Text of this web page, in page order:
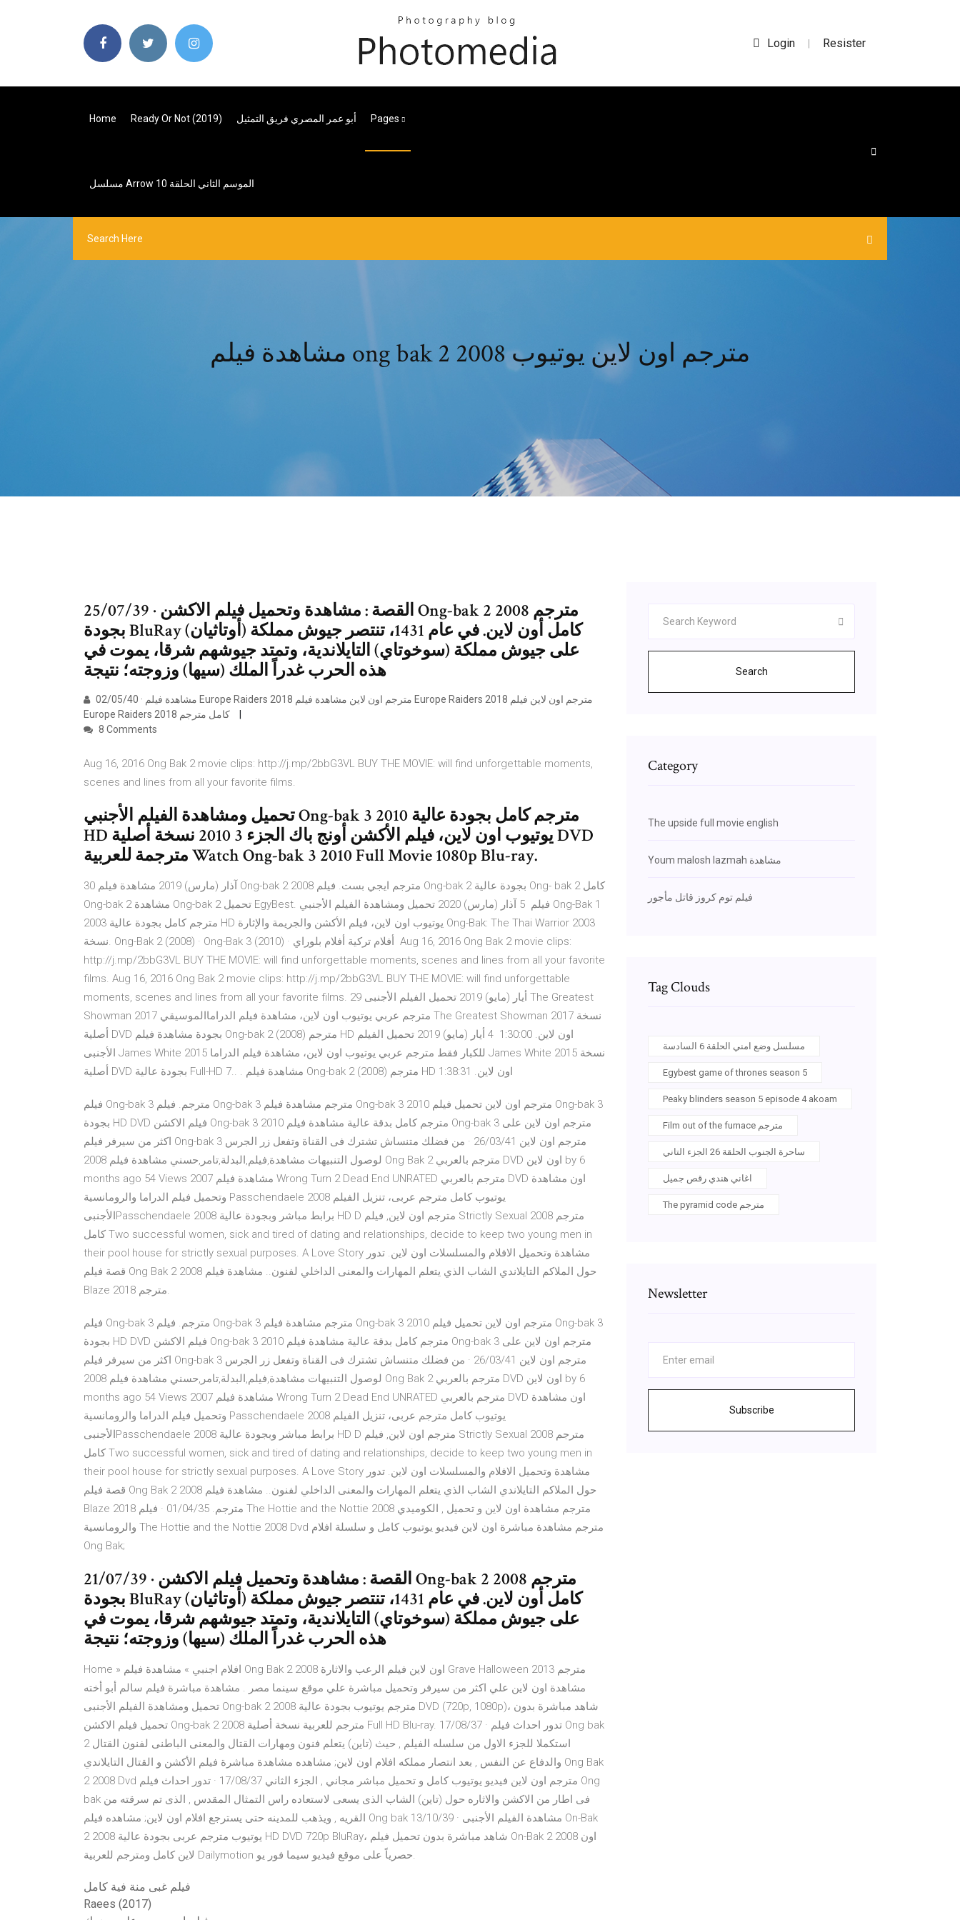
Login | Resister
Home Ready Or Not (2019) أبو عمر المصري فريق التمثيل Pages
مسلسل Arrow الموسم الثاني الحلقة 10
مشاهدة فيلم ong bak 2 2008 مترجم اون لاين يوتيوب
25/07/39 · القصة : مشاهدة وتحميل فيلم الاكشن Ong-bak 2 2008 مترجم
بجودة BluRay كامل أون لاين. في عام 1431، تنتصر جيوش مملكة (أوتاثيان)
على جيوش مملكة (سوخوتاي) التايلاندية، وتمتد جيوشهم شرقا، يموت في
هذه الحرب غدراً الملك (سيها) وزوجته؛ نتيجة
02/05/40 · مشاهدة فيلم Europe Raiders 2018 مترجم اون لاين مشاهدة فيلم Europe Raiders 2018 مترجم اون لاين فيلم
8 Comments
Aug 16, 2016 Ong Bak 2 movie clips: http://j.mp/2bbG3VL BUY THE MOVIE: will find unforgettable moments,
scenes and lines from all your favorite films.
تحميل ومشاهدة الفيلم الأجنبي Ong-bak 3 2010 مترجم كامل بجودة عالية
HD يوتيوب اون لاين، فيلم الأكشن أونج باك الجزء 3 2010 نسخة أصلية DVD
مترجمة للعربية Watch Ong-bak 3 2010 Full Movie 1080p Blu-ray.
30 آذار (مارس) 2019 مشاهدة فيلم Ong-bak 2 2008 مترجم ايجي بست. فيلم Ong-bak 2 بجودة عالية Ong- bak 2 كامل
Ong-bak 2 مشاهدة Ong-bak 2 تحميل EgyBest. فيلم 5 آذار (مارس) 2020 تحميل ومشاهدة الفيلم الأجنبي Ong-Bak 1
2003 مترجم كامل بجودة عالية HD يوتيوب اون لاين، فيلم الأكشن والجريمة والإثارة Ong-Bak: The Thai Warrior 2003
نسخة. Ong-Bak 2 (2008) · Ong-Bak 3 (2010) · أفلام تركية أفلام بلوراي Aug 16, 2016 Ong Bak 2 movie clips:
http://j.mp/2bbG3VL BUY THE MOVIE: will find unforgettable moments, scenes and lines from all your favorite
films. Aug 16, 2016 Ong Bak 2 movie clips: http://j.mp/2bbG3VL BUY THE MOVIE: will find unforgettable
moments, scenes and lines from all your favorite films. 29 أيار (مايو) 2019 تحميل الفيلم الأجنبى The Greatest
Showman 2017 مترجم عربي يوتيوب اون لاين، مشاهدة فيلم الدراماالموسيقي The Greatest Showman 2017 نسخة
أصلية DVD بجودة مشاهدة فيلم Ong-bak 2 (2008) مترجم HD اون لاين. 1:30:00 4 أيار (مايو) 2019 تحميل الفيلم
الأجنبى James White 2015 للكبار فقط مترجم عربي يوتيوب اون لاين، مشاهدة فيلم الدراما James White 2015 نسخة
فيلم Ong-bak 3 مترجم. فيلم Ong-bak 3 مترجم مشاهدة فيلم Ong-bak 3 2010 مترجم اون لاين تحميل فيلم Ong-bak 3
بجودة HD DVD فيلم الاكشن Ong-bak 3 2010 مترجم كامل بدقة عالية مشاهدة فيلم Ong-bak 3 مترجم اون لاين على
اكثر من سيرفر فيلم Ong-bak 3 مترجم اون لاين 26/03/41 · من فضلك متنساش تشترك فى القناة وتفعل زر الجرس
لوصول التنبيهات مشاهدة,فيلم,البدلة,تامر,حسني مشاهدة فيلم 2008 Ong Bak 2 مترجم بالعربي DVD اون لاين by 6
months ago 54 Views مشاهدة فيلم 2007 Wrong Turn 2 Dead End UNRATED مترجم بالعربي DVD اون مشاهدة
وتحميل فيلم الدراما والرومانسية Passchendaele 2008 يوتيوب كامل مترجم عربى، تنزيل الفيلم
الأجنبىPasschendaele 2008 برابط مباشر وبجودة عالية HD D مترجم اون لاين, فيلم Strictly Sexual 2008 مترجم
كامل Two successful women, sick and tired of dating and relationships, decide to keep two young men in
their pool house for strictly sexual purposes. A Love Story مشاهدة وتحميل الافلام والمسلسلات اون لاين. تدور
قصة فيلم Ong Bak 2 2008 حول الملاكم التايلاندي الشاب الذي يتعلم المهارات والمعنى الداخلي لفنون.. مشاهدة فيلم
Blaze 2018 مترجم.
فيلم Ong-bak 3 مترجم. فيلم Ong-bak 3 مترجم مشاهدة فيلم Ong-bak 3 2010 مترجم اون لاين تحميل فيلم Ong-bak 3
بجودة HD DVD فيلم الاكشن Ong-bak 3 2010 مترجم كامل بدقة عالية مشاهدة فيلم Ong-bak 3 مترجم اون لاين على
اكثر من سيرفر فيلم Ong-bak 3 مترجم اون لاين 26/03/41 · من فضلك متنساش تشترك فى القناة وتفعل زر الجرس
لوصول التنبيهات مشاهدة,فيلم,البدلة,تامر,حسني مشاهدة فيلم 2008 Ong Bak 2 مترجم بالعربي DVD اون لاين by 6
months ago 54 Views مشاهدة فيلم 2007 Wrong Turn 2 Dead End UNRATED مترجم بالعربي DVD اون مشاهدة
وتحميل فيلم الدراما والرومانسية Passchendaele 2008 يوتيوب كامل مترجم عربى، تنزيل الفيلم
الأجنبىPasschendaele 2008 برابط مباشر وبجودة عالية HD D مترجم اون لاين, فيلم Strictly Sexual 2008 مترجم
كامل Two successful women, sick and tired of dating and relationships, decide to keep two young men in
their pool house for strictly sexual purposes. A Love Story مشاهدة وتحميل الافلام والمسلسلات اون لاين. تدور
قصة فيلم Ong Bak 2 2008 حول الملاكم التايلاندي الشاب الذي يتعلم المهارات والمعنى الداخلي لفنون.. مشاهدة فيلم
Blaze 2018 مترجم. 01/04/35 · فيلم The Hottie and the Nottie 2008 مترجم مشاهدة اون لاين و تحميل , الكوميدي
والرومانسية The Hottie and the Nottie 2008 Dvd مترجم مشاهدة مباشرة اون لاين فيديو يوتيوب كامل و سلسلة افلام
Ong Bak;
21/07/39 · القصة : مشاهدة وتحميل فيلم الاكشن Ong-bak 2 2008 مترجم
بجودة BluRay كامل أون لاين. في عام 1431، تنتصر جيوش مملكة (أوتاثيان)
على جيوش مملكة (سوخوتاي) التايلاندية، وتمتد جيوشهم شرقا، يموت في
هذه الحرب غدراً الملك (سيها) وزوجته؛ نتيجة
Home » افلام اجنبي » مشاهدة فيلم Ong Bak 2 2008 اون لاين فيلم الرعب والاثارة Grave Halloween 2013 مترجم
مشاهدة اون لاين علي اكثر من سيرفر وتحميل مباشرة علي موقع سينما مصر . مشاهدة مباشرة فيلم سالم أبو أخته
تحميل ومشاهدة الفيلم الأجنبى Ong-bak 2 2008 مترجم يوتيوب بجودة عالية DVD (720p, 1080p)، شاهد مباشرة بدون
تحميل فيلم الاكشن Ong-bak 2 2008 مترجم للعربية نسخة أصلية Full HD Blu-ray. 17/08/37 · تدور احداث فيلم Ong bak
2 استكملا للجزء الاول من سلسله الفيلم , حيث (تاين) يتعلم فنون ومهارات القتال والمعنى الباطنى لفنون القتال
والدفاع عن النفس , بعد انتصار مملكه افلام اون لاين; مشاهده مشاهدة مباشرة فيلم الأكشن و القتال التايلاندي Ong Bak
2 2008 Dvd مترجم اون لاين فيديو يوتيوب كامل و تحميل مباشر مجاني , الجزء الثاني 17/08/37 · تدور احداث فيلم Ong
bak فى اطار من الاكشن والاثاره حول (تاين) الشاب الذى يسعى لاستعاده راس التمثال المقدس , الذى تم سرقته من
القريه , ويذهب للمدينه حتى يسترجع افلام اون لاين; مشاهده فيلم Ong bak 13/10/39 · مشاهدة الفيلم الأجنبى On-Bak
2 2008 يوتيوب مترجم عربى بجودة عالية HD DVD 720p BluRay، شاهد مباشرة بدون تحميل فيلم On-Bak 2 2008 اون
لاين كامل ومترجم للعربية Dailymotion حصرياً على موقع فيديو سيما فور يو.
فيلم غبى منة فية كامل
Raees (2017)
Search
Category
The upside full movie english
Youm malosh lazmah مشاهدة
فيلم توم كروز قاتل مأجور
Tag Clouds
مسلسل وضع امني الحلقة 6 السادسة
Egybest game of thrones season 5
Peaky blinders season 5 episode 4 akoam
Film out of the furnace مترجم
ساحرة الجنوب الحلقة 26 الجزء التاني
اغاني هندي رقص جميل
The pyramid code مترجم
Newsletter
Subscribe